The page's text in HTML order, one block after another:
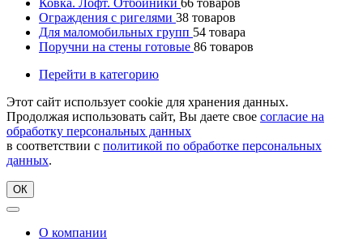
Ковка. Лофт. Отбойники 66 товаров
Ограждения с ригелями 38 товаров
Для маломобильных групп 54 товара
Поручни на стены готовые 86 товаров
Перейти в категорию
Этот сайт использует cookie для хранения данных.
Продолжая использовать сайт, Вы даете свое согласие на
обработку персональных данных
в соответствии с политикой по обработке персональных
данных.
ОК
О компании